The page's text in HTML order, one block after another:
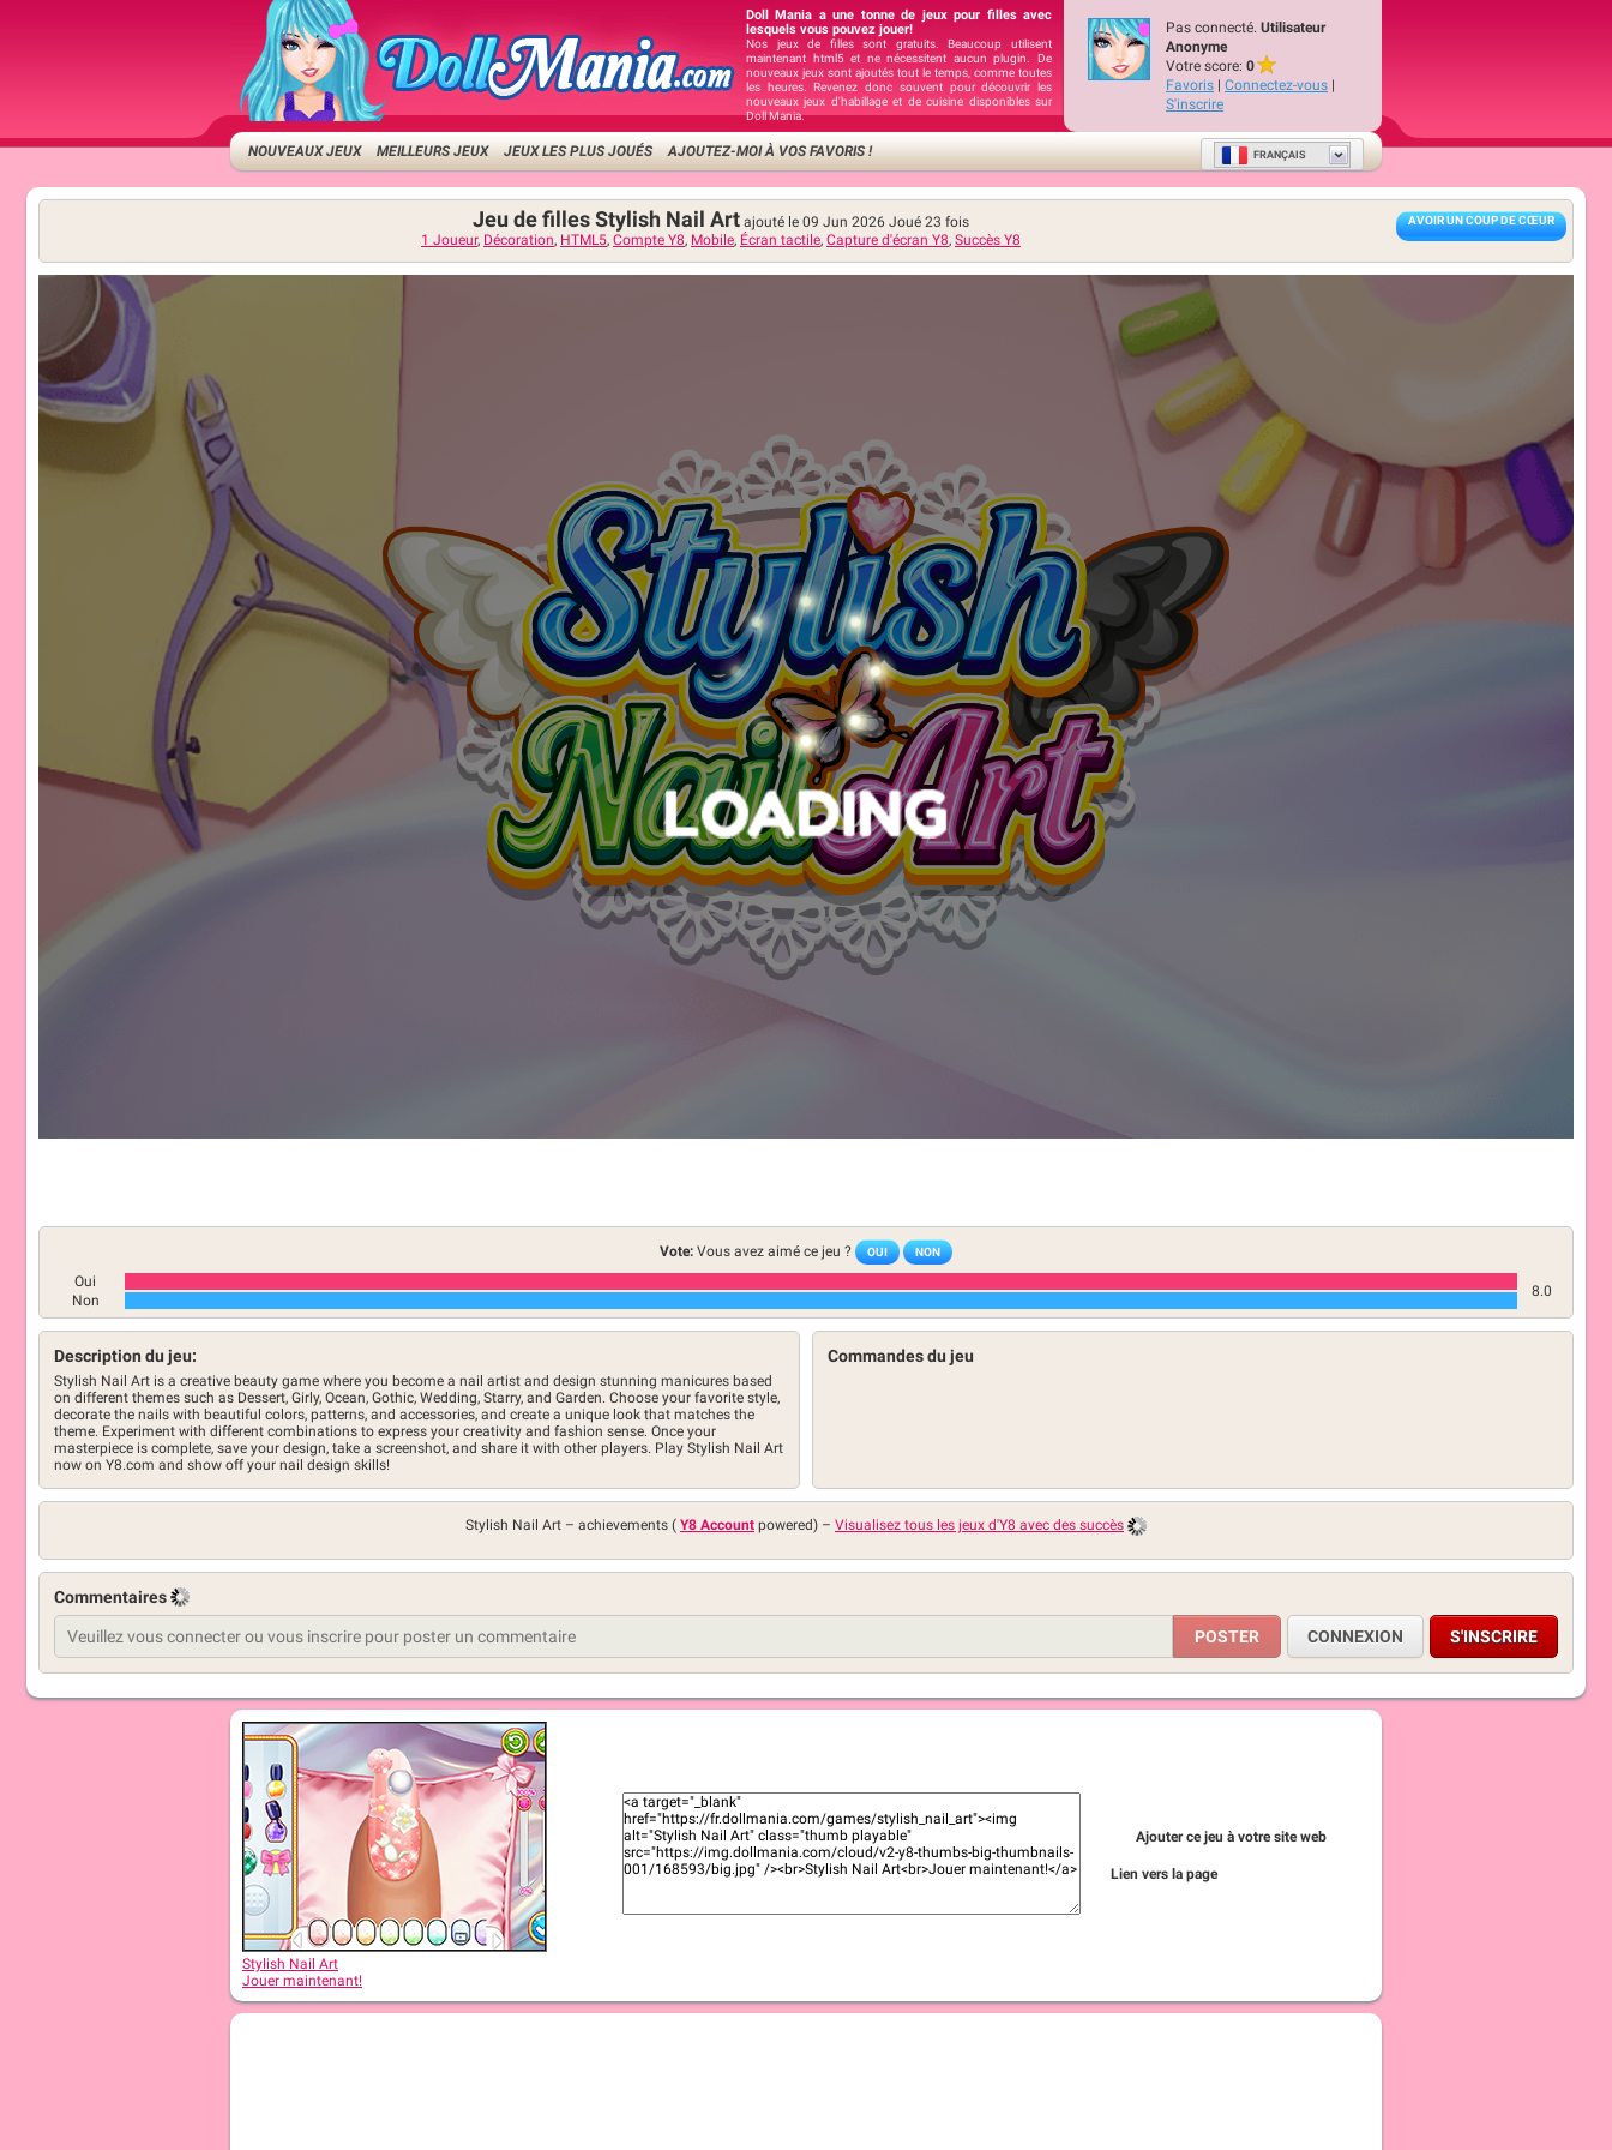
Doll Mania a une tonne de jeux pour filles avec
lesquels vous pouvez jouer!
Nos jeux de filles sont gratuits. Beaucoup utilisent
maintenant html5 et ne nécessitent aucun plugin. De
nouveaux jeux sont ajoutés tout le temps, comme toutes
les heures. Revenez donc souvent pour découvrir les
nouveaux jeux d'habillage et de cuisine disponibles sur
Doll Mania.
Pas connecté. Utilisateur
Anonyme
Votre score: 0
Favoris | Connectez-vous |
S'inscrire
NOUVEAUX JEUX MEILLEURS JEUX JEUX LES PLUS JOUÉS AJOUTEZ-MOI À VOS FAVORIS ! FRANÇAIS
AVOIR UN COUP DE CŒUR
Jeu de filles Stylish Nail Art ajouté le 09 Jun 2026 Joué 23 fois
1 Joueur, Décoration, HTML5, Compte Y8, Mobile, Écran tactile, Capture d'écran Y8, Succès Y8
Vote: Vous avez aimé ce jeu ? OUI NON
Oui
8.0
Non
Description du jeu:
Stylish Nail Art is a creative beauty game where you become a nail artist and design stunning manicures based
on different themes such as Dessert, Girly, Ocean, Gothic, Wedding, Starry, and Garden. Choose your favorite style,
decorate the nails with beautiful colors, patterns, and accessories, and create a unique look that matches the
theme. Experiment with different combinations to express your creativity and fashion sense. Once your
masterpiece is complete, save your design, take a screenshot, and share it with other players. Play Stylish Nail Art
now on Y8.com and show off your nail design skills!
Commandes du jeu
Stylish Nail Art – achievements ( Y8 Account powered) – Visualisez tous les jeux d'Y8 avec des succès
Commentaires
CONNEXION S'INSCRIRE
Stylish Nail Art
Jouer maintenant!
Ajouter ce jeu à votre site web
Lien vers la page